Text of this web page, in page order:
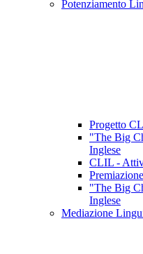
Potenziamento
Progetto
"The Big
Inglese
CLIL -
"The Big
Inglese
Mediazione